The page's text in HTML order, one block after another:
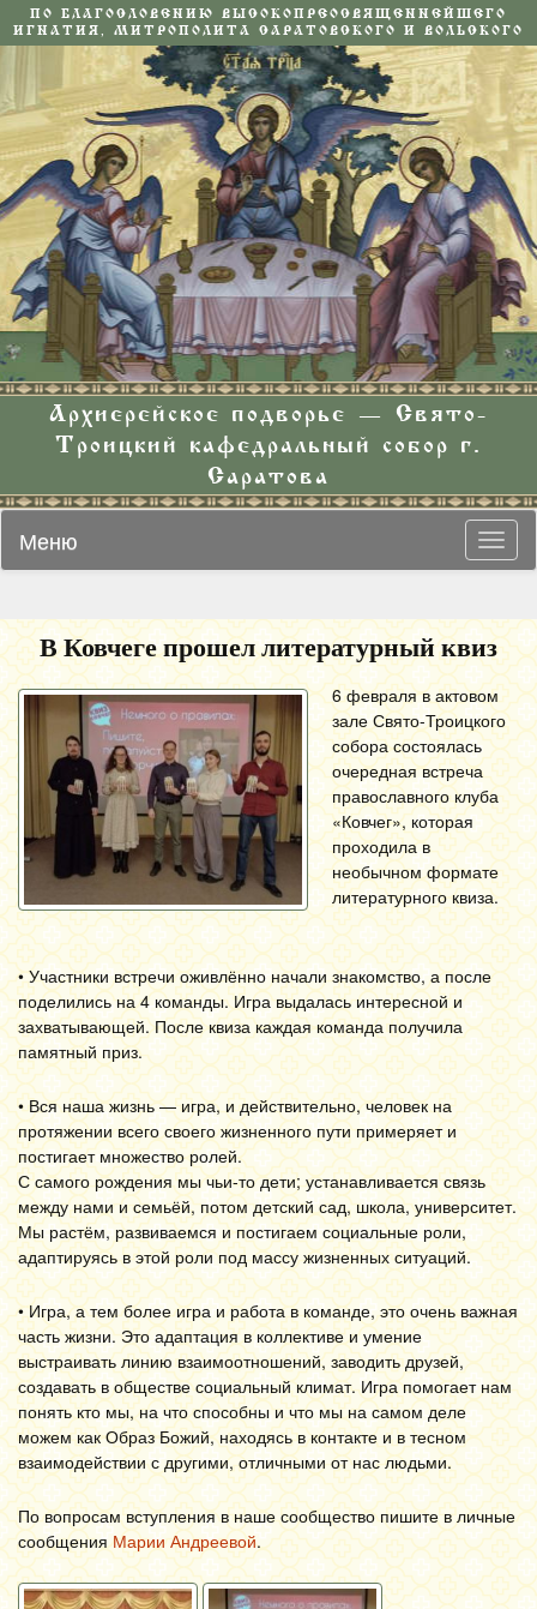
ПО БЛАГОСЛОВЕНИЮ ВЫСОКОПРЕОСВЯЩЕННЕЙШЕГО
ИГНАТИЯ, МИТРОПОЛИТА САРАТОВСКОГО И ВОЛЬСКОГО
Архиерейское подворье — Свято-
Троицкий кафедральный собор г.
Саратова
Меню
В Ковчеге прошел литературный квиз
6 февраля в актовом
зале Свято-Троицкого
собора состоялась
очередная встреча
православного клуба
«Ковчег», которая
проходила в
необычном формате
литературного квиза.
• Участники встречи оживлённо начали знакомство, а после
поделились на 4 команды. Игра выдалась интересной и
захватывающей. После квиза каждая команда получила
памятный приз.
• Вся наша жизнь — игра, и действительно, человек на
протяжении всего своего жизненного пути примеряет и
постигает множество ролей.
С самого рождения мы чьи-то дети; устанавливается связь
между нами и семьёй, потом детский сад, школа, университет.
Мы растём, развиваемся и постигаем социальные роли,
адаптируясь в этой роли под массу жизненных ситуаций.
• Игра, а тем более игра и работа в команде, это очень важная
часть жизни. Это адаптация в коллективе и умение
выстраивать линию взаимоотношений, заводить друзей,
создавать в обществе социальный климат. Игра помогает нам
понять кто мы, на что способны и что мы на самом деле
можем как Образ Божий, находясь в контакте и в тесном
взаимодействии с другими, отличными от нас людьми.
По вопросам вступления в наше сообщество пишите в личные
сообщенияМарии Андреевой.